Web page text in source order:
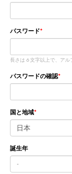
パスワード
長さは 6 文字以上で、アル
パスワードの確認
国と地域
日本
誕生年
-